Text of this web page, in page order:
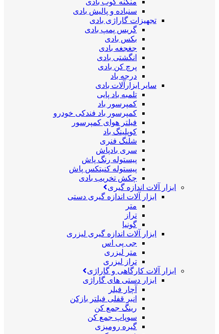
منگنه کوب بادی
سنباده و پالیش بادی
تجهیزات گاراژی بادی
گریس پمپ بادی
بکس بادی
جغجغه بادی
انگشتی بادی
پرچ کن بادی
درجه باد
سایر ابزارآلات بادی
تلمبه باد پایی
کمپرسور باد
کمپرسور باد فندکی خودرو
فیلتر هوای کمپرسور
کوپلینگ باد
شلنگ فنری
سری بادپاش
پیستوله رنگ پاش
پیستوله کنیتکس پاش
چکش تخریب بادی
ابزار آلات اندازه گیری
ابزار آلات اندازه گیری دستی
متر
تراز
گونیا
ابزار آلات اندازه گیری لیزری
جی پی اس
متر لیزری
تراز لیزری
ابزار آلات کارگاهی و گاراژی
ابزار دستی های گاراژی
آچار فیلر
انبر قفلی فیلتر بازکن
رینگ جمع کن
سوپاپ جمع کن
گیره رومیزی